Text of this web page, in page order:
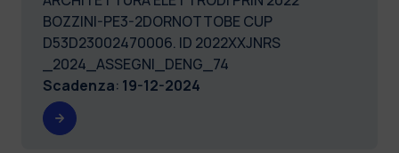
BOZZINI-PE3-2DORNOTTOBE CUP
D53D23002470006. ID 2022XXJNRS
_2024_ASSEGNI_DENG_74
Scadenza: 19-12-2024